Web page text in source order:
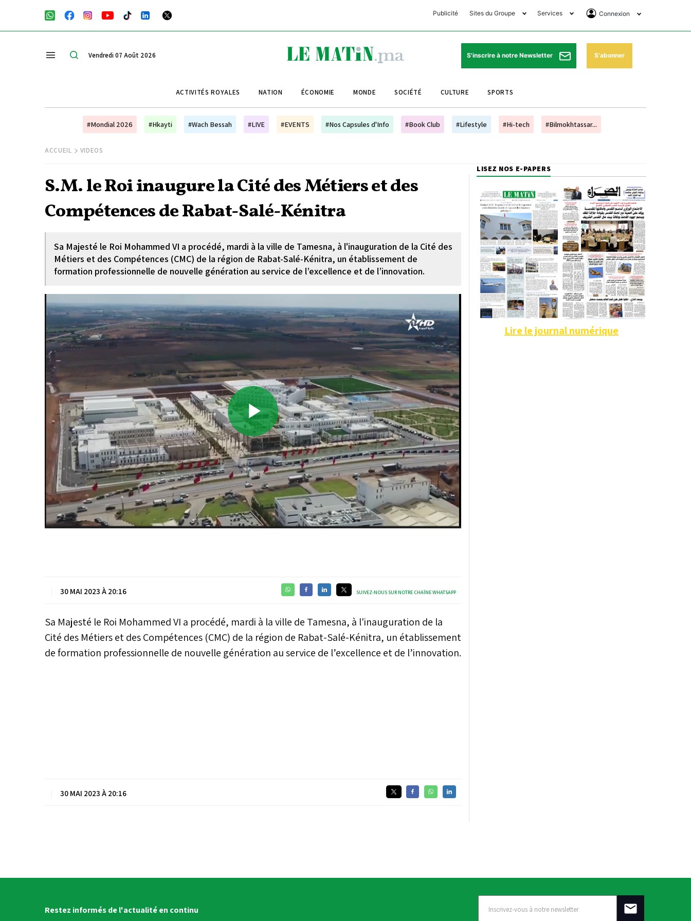
Publicité Sites du Groupe
Club Avantages
Le Matin Sports
Le Matin Store
Le Matin Annonces
Morocco Today Forum
Bookclub
Services
Horaires de prières
Pharmacies de garde
Programme TV
Cinéma
Connexion
Se Connecter
Abonnement
Vendredi 07 Août 2026 S'inscrire à notre Newsletter S'abonner
ACTIVITÉS ROYALES NATION ÉCONOMIE MONDE SOCIÉTÉ CULTURE SPORTS
#Mondial 2026 #Hkayti #Wach Bessah #LIVE #EVENTS #Nos Capsules d'Info #Book Club #Lifestyle #Hi-tech #Bilmokhtassar...
ACCUEIL VIDEOS
S.M. le Roi inaugure la Cité des Métiers et des
Compétences de Rabat-Salé-Kénitra
Sa Majesté le Roi Mohammed VI a procédé, mardi à la ville de Tamesna, à l'inauguration de la Cité des
Métiers et des Compétences (CMC) de la région de Rabat-Salé-Kénitra, un établissement de
formation professionnelle de nouvelle génération au service de l’excellence et de l’innovation.
Play
Video
30 MAI 2023 À 20:16 SUIVEZ-NOUS SUR NOTRE CHAÎNE WHATSAPP
Sa Majesté le Roi Mohammed VI a procédé, mardi à la ville de Tamesna, à l'inauguration de la
Cité des Métiers et des Compétences (CMC) de la région de Rabat-Salé-Kénitra, un établissement
de formation professionnelle de nouvelle génération au service de l’excellence et de l’innovation.
30 MAI 2023 À 20:16
LISEZ NOS E-PAPERS
Lire le journal numérique
Restez informés de l'actualité en continu